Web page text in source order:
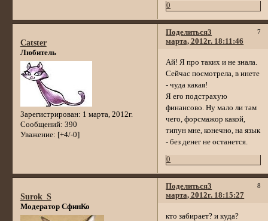
0
Поделиться 7
3
марта, 2012г. 18:11:46
Catster
Любитель
Зарегистрирован: 1 марта, 2012г.
Сообщений: 390
Уважение: [+4/-0]
Ай! Я про таких и не знала.
Сейчас посмотрела, в инете
- чуда какая!
Я его подстрахую
финансово. Ну мало ли там
чего, форсмажор какой,
типун мне, конечно, на язык
- без денег не останется.
0
Поделиться 8
3
марта, 2012г. 18:15:27
Surok_S
Модератор СфинКо
кто забирает? и куда?